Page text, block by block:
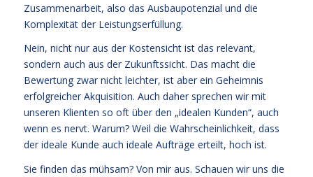
Zusammenarbeit, also das Ausbaupotenzial und die
Komplexität der Leistungserfüllung.
Nein, nicht nur aus der Kostensicht ist das relevant,
sondern auch aus der Zukunftssicht. Das macht die
Bewertung zwar nicht leichter, ist aber ein Geheimnis
erfolgreicher Akquisition. Auch daher sprechen wir mit
unseren Klienten so oft über den „idealen Kunden“, auch
wenn es nervt. Warum? Weil die Wahrscheinlichkeit, dass
der ideale Kunde auch ideale Aufträge erteilt, hoch ist.
Sie finden das mühsam? Von mir aus. Schauen wir uns die